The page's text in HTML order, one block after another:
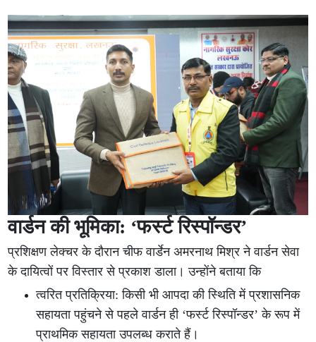
वार्डन की भूमिका: ‘फर्स्ट रिस्पॉन्डर’
प्रशिक्षण लेक्चर के दौरान चीफ वार्डेन अमरनाथ मिश्र ने वार्डन सेवा
के दायित्वों पर विस्तार से प्रकाश डाला। उन्होंने बताया कि
त्वरित प्रतिक्रिया: किसी भी आपदा की स्थिति में प्रशासनिक
सहायता पहुंचने से पहले वार्डन ही ‘फर्स्ट रिस्पॉन्डर’ के रूप में
प्राथमिक सहायता उपलब्ध कराते हैं।